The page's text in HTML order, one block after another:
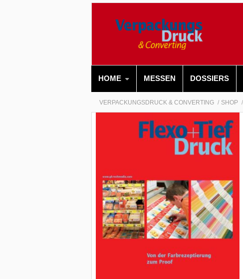
HOME MESSEN DOSSIERS
VERPACKUNGSDRUCK & CONVERTING SHOP